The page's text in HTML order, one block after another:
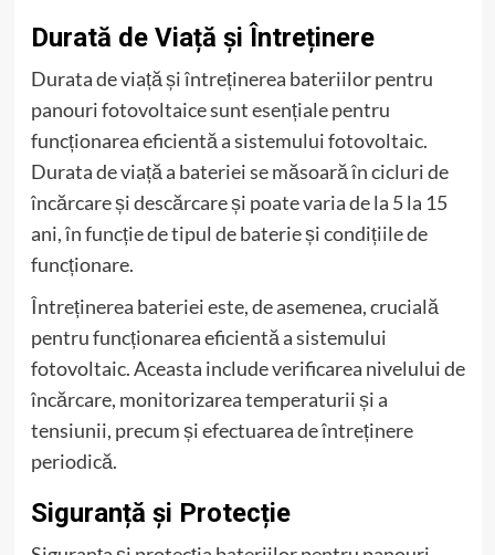
Durată de Viață și Întreținere
Durata de viață și întreținerea bateriilor pentru
panouri fotovoltaice sunt esențiale pentru
funcționarea eficientă a sistemului fotovoltaic.
Durata de viață a bateriei se măsoară în cicluri de
încărcare și descărcare și poate varia de la 5 la 15
ani, în funcție de tipul de baterie și condițiile de
funcționare.
Întreținerea bateriei este, de asemenea, crucială
pentru funcționarea eficientă a sistemului
fotovoltaic. Aceasta include verificarea nivelului de
încărcare, monitorizarea temperaturii și a
tensiunii, precum și efectuarea de întreținere
periodică.
Siguranță și Protecție